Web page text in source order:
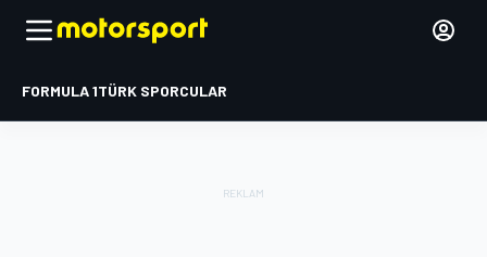
FORMULA 1TÜRK SPORCULAR